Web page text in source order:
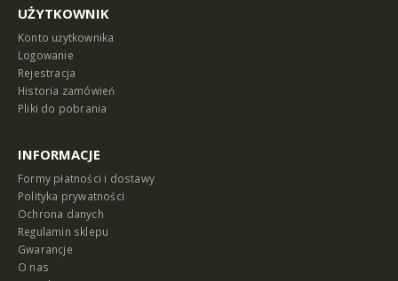
UŻYTKOWNIK
Konto użytkownika
Logowanie
Rejestracja
Historia zamówień
Pliki do pobrania
INFORMACJE
Formy płatności i dostawy
Polityka prywatności
Ochrona danych
Regulamin sklepu
Gwarancje
O nas